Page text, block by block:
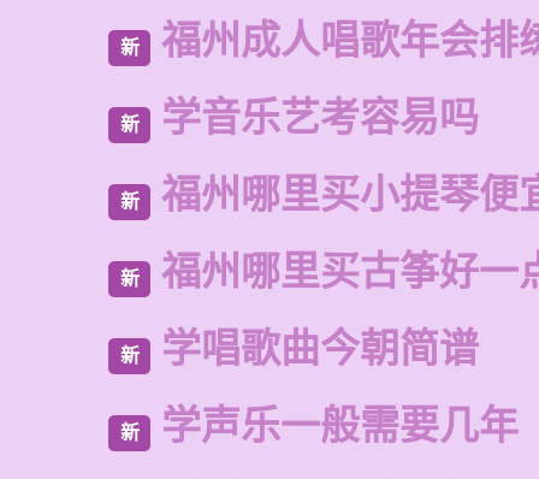
新 福州成人唱歌年会排
新 学音乐艺考容易吗
新 福州哪里买小提琴便
新 福州哪里买古筝好一
新 学唱歌曲今朝简谱
新 学声乐一般需要几年